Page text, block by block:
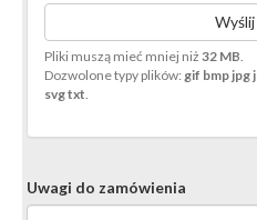
Pliki muszą mieć mniej niż32 MB
Dozwolone typy plików: gif bmp jpg
svg txt
Uwagi do zamówienia